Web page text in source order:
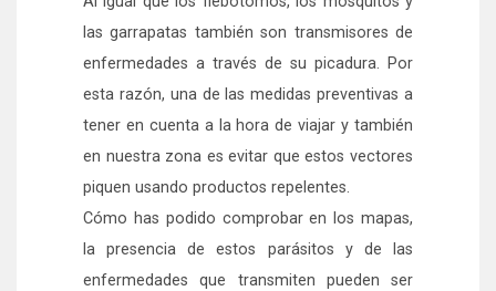
las garrapatas también son transmisores de
enfermedades a través de su picadura. Por
esta razón, una de las medidas preventivas a
tener en cuenta a la hora de viajar y también
en nuestra zona es evitar que estos vectores
piquen usando productos repelentes.
Cómo has podido comprobar en los mapas,
la presencia de estos parásitos y de las
enfermedades que transmiten pueden ser